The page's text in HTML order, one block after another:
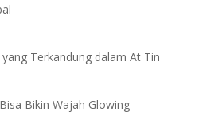
Terkandung dalam At Tin
Bikin Wajah Glowing